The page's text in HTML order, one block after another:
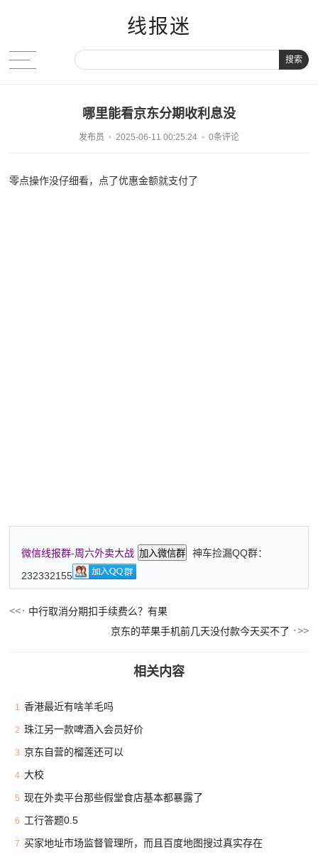
线报迷
搜索
哪里能看京东分期收利息没
发布员 2025-06-11 00:25:24 0条评论
零点操作没仔细看，点了优惠金额就支付了
微信线报群-周六外卖大战 加入微信群
神车捡漏QQ群：
232332155
中行取消分期扣手续费么？有果
京东的苹果手机前几天没付款今天买不了
相关内容
1 香港最近有啥羊毛吗
2 珠江另一款啤酒入会员好价
3 京东自营的榴莲还可以
4 大校
5 现在外卖平台那些假堂食店基本都暴露了
6 工行答题0.5
7 买家地址市场监督管理所，而且百度地图搜过真实存在